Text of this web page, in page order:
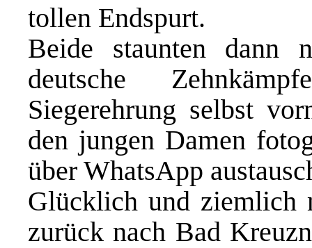
tollen Endspurt.
Beide staunten dann
deutsche
Siegerehrung selbst
den jungen Damen
über WhatsApp
Glücklich und ziemlich
zurück nach Bad